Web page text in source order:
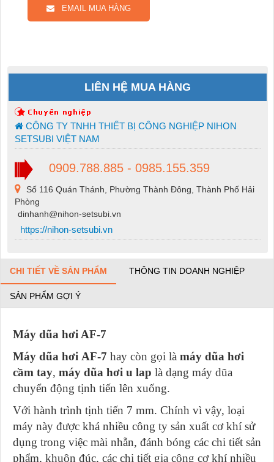
EMAIL MUA HÀNG
LIÊN HỆ MUA HÀNG
CÔNG TY TNHH THIẾT BỊ CÔNG NGHIỆP NIHON
SETSUBI VIỆT NAM
0909.788.885 - 0985.155.359
Số 116 Quán Thánh, Phường Thành Đông, Thành Phố Hải
Phòng
dinhanh@nihon-setsubi.vn
https://nihon-setsubi.vn
CHI TIẾT VỀ SẢN PHẨM THÔNG TIN DOANH NGHIỆP
SẢN PHẨM GỢI Ý
Máy dũa hơi AF-7
Máy dũa hơi AF-7 hay còn gọi là máy dũa hơi
cầm tay, máy dũa hơi u lap là dạng máy dũa
chuyển động tịnh tiến lên xuống.
Với hành trình tịnh tiến 7 mm. Chính vì vậy, loại
máy này được khá nhiều công ty sản xuất cơ khí sử
dụng trong việc mài nhẵn, đánh bóng các chi tiết sản
phẩm, khuôn đúc, các chi tiết gia công cơ khí nhiều